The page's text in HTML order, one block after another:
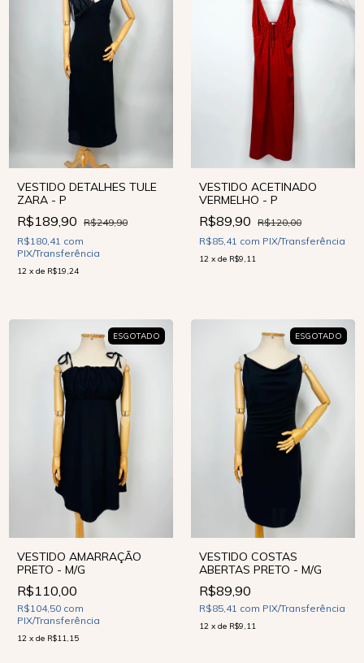
VESTIDO DETALHES TULE
ZARA - P
R$189,90 R$249,90
R$180,41 com
PIX/Transferência
12 x de R$19,24
VESTIDO ACETINADO
VERMELHO - P
R$89,90 R$120,00
R$85,41 com PIX/Transferência
12 x de R$9,11
ESGOTADO
VESTIDO AMARRAÇÃO
PRETO - M/G
R$110,00
R$104,50 com
PIX/Transferência
12 x de R$11,15
ESGOTADO
VESTIDO COSTAS
ABERTAS PRETO - M/G
R$89,90
R$85,41 com PIX/Transferência
12 x de R$9,11